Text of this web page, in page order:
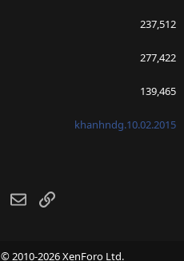
237,512
277,422
139,465
khanhndg.10.02.2015
EmailLink
© 2010-2026 XenForo Ltd.